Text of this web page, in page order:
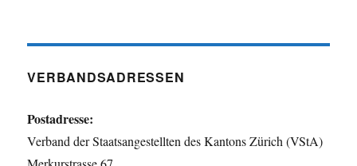
VERBANDSADRESSEN
Postadresse:
Verband der Staatsangestellten des Kantons Zürich (VStA)